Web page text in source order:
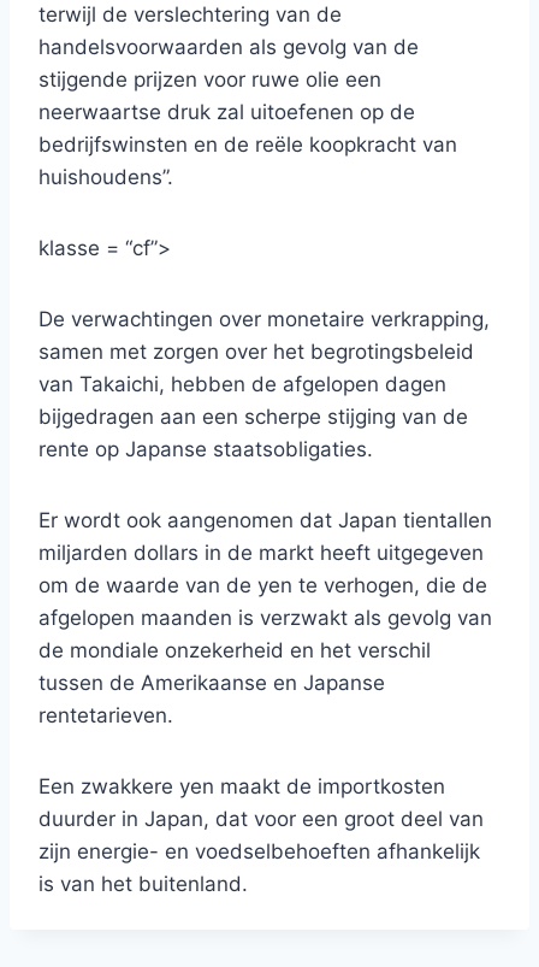
terwijl de verslechtering van de
handelsvoorwaarden als gevolg van de
stijgende prijzen voor ruwe olie een
neerwaartse druk zal uitoefenen op de
bedrijfswinsten en de reële koopkracht van
huishoudens”.
klasse = “cf”>
De verwachtingen over monetaire verkrapping,
samen met zorgen over het begrotingsbeleid
van Takaichi, hebben de afgelopen dagen
bijgedragen aan een scherpe stijging van de
rente op Japanse staatsobligaties.
Er wordt ook aangenomen dat Japan tientallen
miljarden dollars in de markt heeft uitgegeven
om de waarde van de yen te verhogen, die de
afgelopen maanden is verzwakt als gevolg van
de mondiale onzekerheid en het verschil
tussen de Amerikaanse en Japanse
rentetarieven.
Een zwakkere yen maakt de importkosten
duurder in Japan, dat voor een groot deel van
zijn energie- en voedselbehoeften afhankelijk
is van het buitenland.